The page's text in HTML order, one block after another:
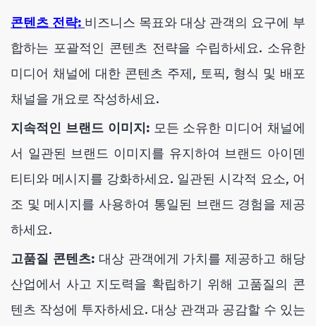
콘텐츠 전략: 비즈니스 목표와 대상 관객의 요구에 부
합하는 포괄적인 콘텐츠 전략을 수립하세요. 소유한
미디어 채널에 대한 콘텐츠 주제, 토픽, 형식 및 배포
채널을 개요로 작성하세요.
지속적인 브랜드 이미지:모든 소유한 미디어 채널에
서 일관된 브랜드 이미지를 유지하여 브랜드 아이덴
티티와 메시지를 강화하세요. 일관된 시각적 요소, 어
조 및 메시지를 사용하여 통일된 브랜드 경험을 제공
하세요.
고품질 콘텐츠: 대상 관객에게 가치를 제공하고 해당
산업에서 사고 지도력을 확립하기 위해 고품질의 콘
텐츠 작성에 투자하세요. 대상 관객과 공감할 수 있는